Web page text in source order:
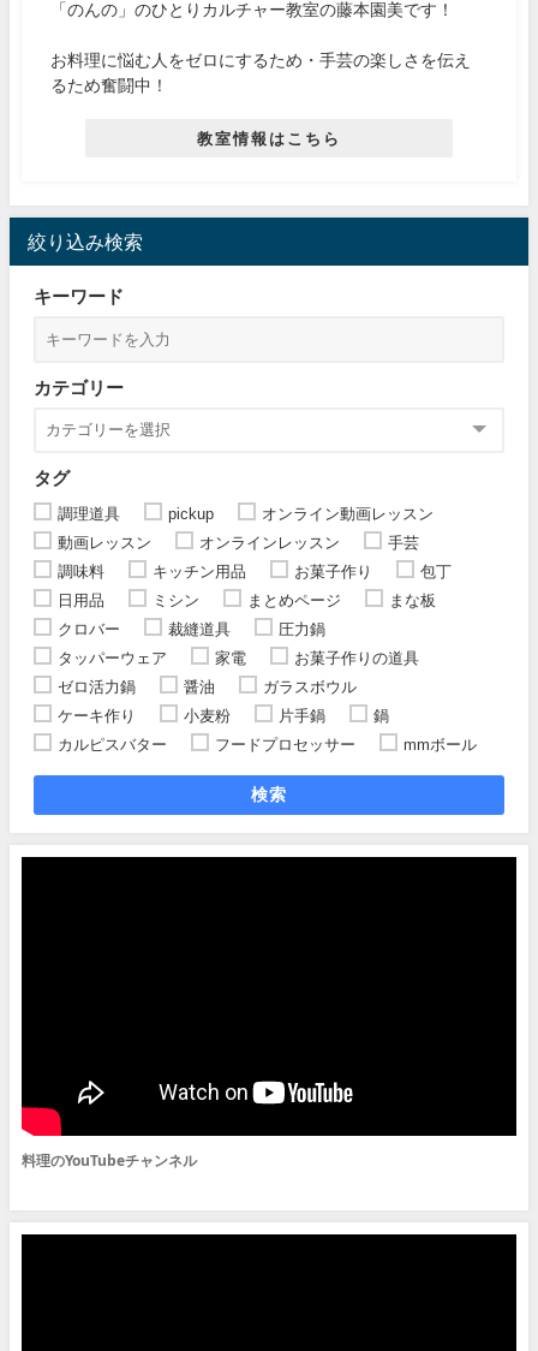
「のんの」のひとりカルチャー教室の藤本園美です！
お料理に悩む人をゼロにするため・手芸の楽しさを伝え
るため奮闘中！
教室情報はこちら
絞り込み検索
キーワード
カテゴリー
タグ
調理道具 pickup
オンライン動画レッスン
動画レッスン
オンラインレッスン
手芸
調味料
キッチン用品 お菓子作り
包丁
日用品
ミシン まとめページ
まな板
クロバー
裁縫道具
圧力鍋
タッパーウェア
家電
お菓子作りの道具
ゼロ活力鍋
醤油
ガラスボウル
ケーキ作り
小麦粉 片手鍋
鍋
カルピスバター
フードプロセッサー mmボール
検索
料理のYouTubeチャンネル